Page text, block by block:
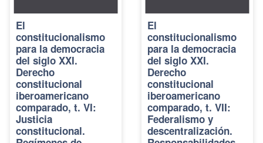
El
constitucionalismo
para la democracia
del siglo XXI.
Derecho
constitucional
iberoamericano
comparado, t. VI:
Justicia
constitucional.
El
constitucionalismo
para la democracia
del siglo XXI.
Derecho
constitucional
iberoamericano
comparado, t. VII:
Federalismo y
descentralización.